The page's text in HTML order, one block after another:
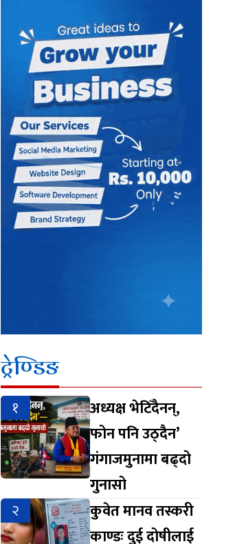
ट्रेण्डिङ
१
अध्यक्ष भेटिँदैनन्,
फोन पनि उठ्दैन’
गंगाजमुनामा बढ्दो
गुनासो
२
कुवेत मानव तस्करी
काण्डः दुई दोषीलाई